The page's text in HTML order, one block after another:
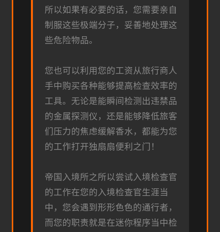
所以如果有必要的话，您需要亲自
制服这些极端分子，妥善地处理这
些危险物品。
您也可以利用您的工资从旅行商人
手中购买各种能够提高检查效率的
工具。无论是能瞬间检测出违禁品
的金属探测仪，还是能够降低旅客
们压力的焦虑缓解香水，都能为您
的工作打开独扇扇便利之门！
帝国入境所之所以尝试入境检查官
的工作在您的入境检查官生涯当
中，您会遇到形形色色的通行者，
而您的职责就是在迷你程序当中检